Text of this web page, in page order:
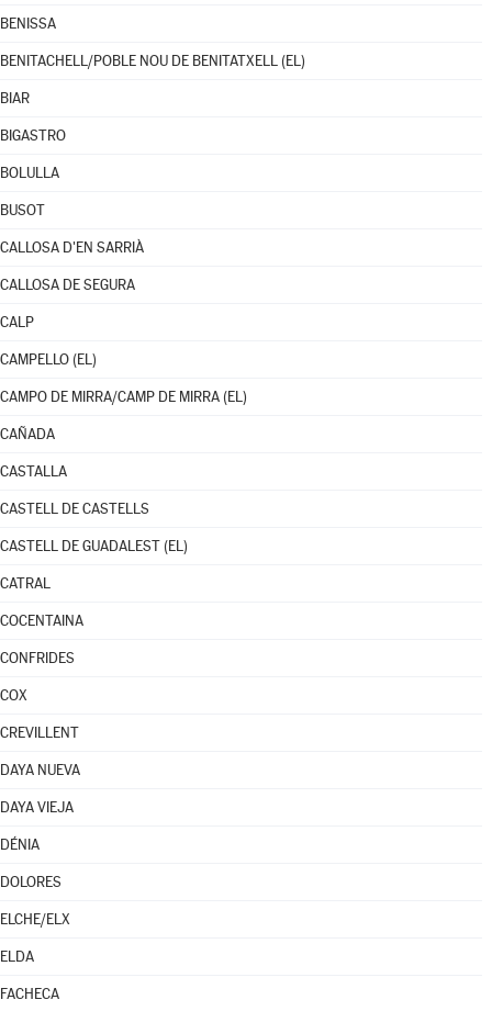
BENISSA
BENITACHELL/POBLE NOU DE BENITATXELL (EL)
BIAR
BIGASTRO
BOLULLA
BUSOT
CALLOSA D'EN SARRIÀ
CALLOSA DE SEGURA
CALP
CAMPELLO (EL)
CAMPO DE MIRRA/CAMP DE MIRRA (EL)
CAÑADA
CASTALLA
CASTELL DE CASTELLS
CASTELL DE GUADALEST (EL)
CATRAL
COCENTAINA
CONFRIDES
COX
CREVILLENT
DAYA NUEVA
DAYA VIEJA
DÉNIA
DOLORES
ELCHE/ELX
ELDA
FACHECA